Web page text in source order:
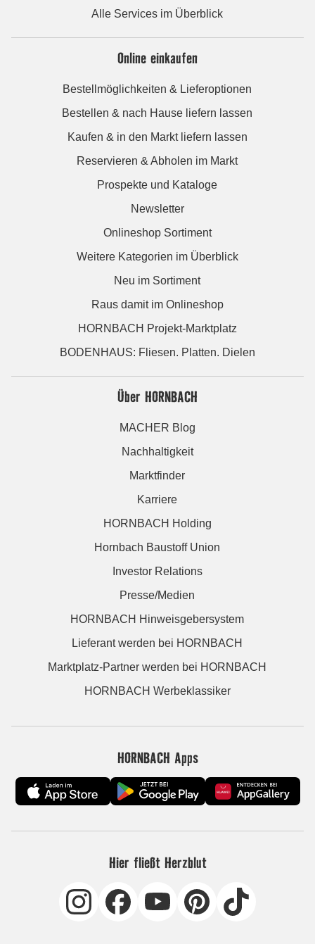
Alle Services im Überblick
Online einkaufen
Bestellmöglichkeiten & Lieferoptionen
Bestellen & nach Hause liefern lassen
Kaufen & in den Markt liefern lassen
Reservieren & Abholen im Markt
Prospekte und Kataloge
Newsletter
Onlineshop Sortiment
Weitere Kategorien im Überblick
Neu im Sortiment
Raus damit im Onlineshop
HORNBACH Projekt-Marktplatz
BODENHAUS: Fliesen. Platten. Dielen
Über HORNBACH
MACHER Blog
Nachhaltigkeit
Marktfinder
Karriere
HORNBACH Holding
Hornbach Baustoff Union
Investor Relations
Presse/Medien
HORNBACH Hinweisgebersystem
Lieferant werden bei HORNBACH
Marktplatz-Partner werden bei HORNBACH
HORNBACH Werbeklassiker
HORNBACH Apps
Hier fließt Herzblut